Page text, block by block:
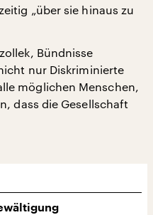
„über sie hinaus zu
Bündnisse
nur Diskriminierte
möglichen Menschen,
dass die Gesellschaft